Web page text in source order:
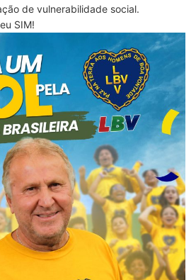
de vulnerabilidade social.
SIM!